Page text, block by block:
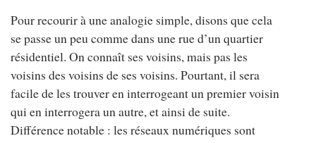
Pour recourir à une analogie simple, disons que cela
se passe un peu comme dans une rue d’un quartier
résidentiel. On connaît ses voisins, mais pas les
voisins des voisins de ses voisins. Pourtant, il sera
facile de les trouver en interrogeant un premier voisin
qui en interrogera un autre, et ainsi de suite.
Différence notable : les réseaux numériques sont